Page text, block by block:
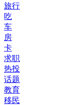
旅行
吃
车
房
卡
求职
热投
话题
教育
移民